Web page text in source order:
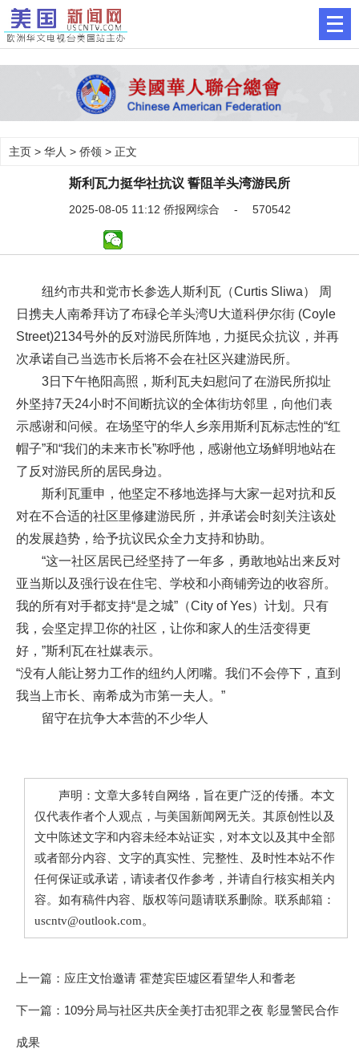
主页 > 华人 > 侨领 > 正文
斯利瓦力挺华社抗议 誓阻羊头湾游民所
2025-08-05 11:12 侨报网综合 - 570542
纽约市共和党市长参选人斯利瓦（Curtis Sliwa） 周
日携夫人南希拜访了布碌仑羊头湾U大道科伊尔街 (Coyle
Street)2134号外的反对游民所阵地，力挺民众抗议，并再
次承诺自己当选市长后将不会在社区兴建游民所。
3日下午艳阳高照，斯利瓦夫妇慰问了在游民所拟址
外坚持7天24小时不间断抗议的全体街坊邻里，向他们表
示感谢和问候。在场坚守的华人乡亲用斯利瓦标志性的“红
帽子”和“我们的未来市长”称呼他，感谢他立场鲜明地站在
了反对游民所的居民身边。
斯利瓦重申，他坚定不移地选择与大家一起对抗和反
对在不合适的社区里修建游民所，并承诺会时刻关注该处
的发展趋势，给予抗议民众全力支持和协助。
“这一社区居民已经坚持了一年多，勇敢地站出来反对
亚当斯以及强行设在住宅、学校和小商铺旁边的收容所。
我的所有对手都支持“是之城”（City of Yes）计划。只有
我，会坚定捍卫你的社区，让你和家人的生活变得更
好，”斯利瓦在社媒表示。
“没有人能让努力工作的纽约人闭嘴。我们不会停下，直到
我当上市长、南希成为市第一夫人。”
留守在抗争大本营的不少华人
声明：文章大多转自网络，旨在更广泛的传播。本文
仅代表作者个人观点，与美国新闻网无关。其原创性以及
文中陈述文字和内容未经本站证实，对本文以及其中全部
或者部分内容、文字的真实性、完整性、及时性本站不作
任何保证或承诺，请读者仅作参考，并请自行核实相关内
容。如有稿件内容、版权等问题请联系删除。联系邮箱：
uscntv@outlook.com。
上一篇： 应庄文怡邀请 霍楚宾臣墟区看望华人和耆老
下一篇： 109分局与社区共庆全美打击犯罪之夜 彰显警民合作
成果